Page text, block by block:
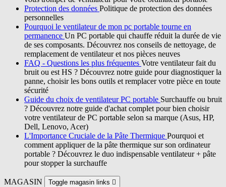
Protection des données Politique de protection des données
personnelles
Pourquoi le ventilateur de mon pc portable tourne en
permanence Un PC portable qui chauffe réduit la durée de vie
de ses composants. Découvrez nos conseils de nettoyage, de
remplacement de ventilateur et nos pièces neuves
FAQ - Questions les plus fréquentes Votre ventilateur fait du
bruit ou est HS ? Découvrez notre guide pour diagnostiquer la
panne, choisir les bons outils et remplacer votre pièce en toute
sécurité
Guide du choix de ventilateur PC portable Surchauffe ou bruit
? Découvrez notre guide d'achat complet pour bien choisir
votre ventilateur de PC portable selon sa marque (Asus, HP,
Dell, Lenovo, Acer)
L'Importance Cruciale de la Pâte Thermique Pourquoi et
comment appliquer de la pâte thermique sur son ordinateur
portable ? Découvrez le duo indispensable ventilateur + pâte
pour stopper la surchauffe
MAGASIN Toggle magasin links 